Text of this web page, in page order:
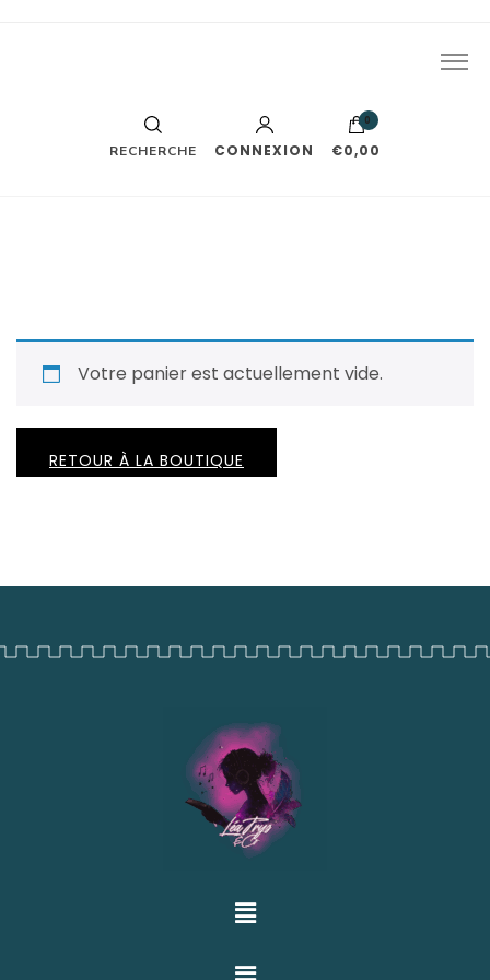
J'écris des romances. Le reste part généralement en vrille
RECHERCHE CONNEXION
0
€0,00
Votre panier est actuellement vide.
RETOUR À LA BOUTIQUE